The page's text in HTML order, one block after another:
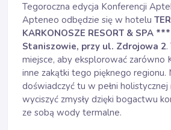
Tegoroczna edycja Konferencji
Apteneo odbędzie się w hotelu
KARKONOSZE RESORT & SPA
Staniszowie, przy ul. Zdrojowa 2
miejsce, aby eksplorować zarówno
inne zakątki tego pięknego regionu.
doświadczyć tu w pełni holistycznej
wyciszyć zmysły dzięki bogactwu
ze sobą wody termalne.